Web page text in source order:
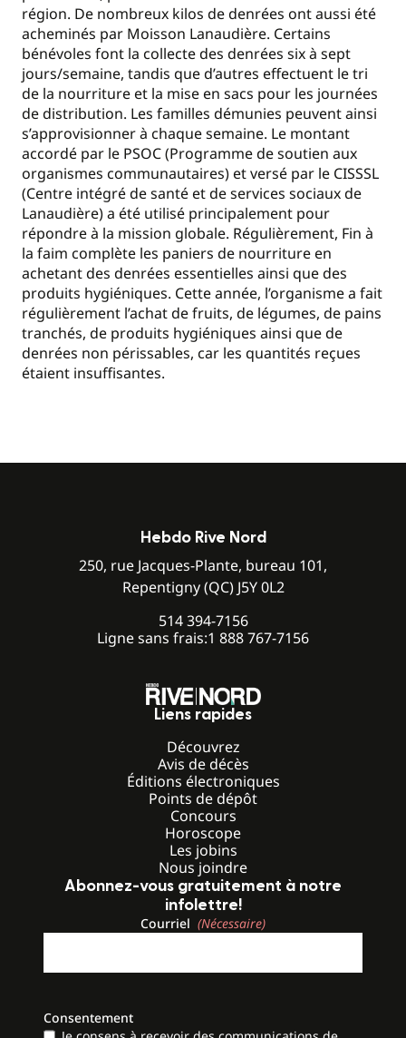
région. De nombreux kilos de denrées ont aussi été
acheminés par Moisson Lanaudière. Certains
bénévoles font la collecte des denrées six à sept
jours/semaine, tandis que d’autres effectuent le tri
de la nourriture et la mise en sacs pour les journées
de distribution. Les familles démunies peuvent ainsi
s’approvisionner à chaque semaine. Le montant
accordé par le PSOC (Programme de soutien aux
organismes communautaires) et versé par le CISSSL
(Centre intégré de santé et de services sociaux de
Lanaudière) a été utilisé principalement pour
répondre à la mission globale. Régulièrement, Fin à
la faim complète les paniers de nourriture en
achetant des denrées essentielles ainsi que des
produits hygiéniques. Cette année, l’organisme a fait
régulièrement l’achat de fruits, de légumes, de pains
tranchés, de produits hygiéniques ainsi que de
denrées non périssables, car les quantités reçues
étaient insuffisantes.
Hebdo Rive Nord
250, rue Jacques-Plante, bureau 101,
Repentigny (QC) J5Y 0L2
514 394-7156
Ligne sans frais:1 888 767-7156
Liens rapides
Découvrez
Avis de décès
Éditions électroniques
Points de dépôt
Concours
Horoscope
Les jobins
Nous joindre
Abonnez-vous gratuitement à notre
infolettre!
Courriel (Nécessaire)
Consentement